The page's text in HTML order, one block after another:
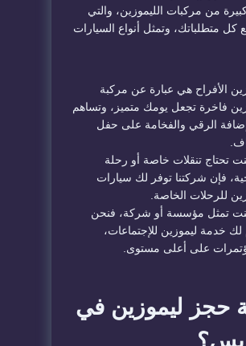
من مركبات الليموزين، والتي
كل متطلباتك، وتمثل أنواع السيارات
الأفراح هي عبارة عن مركبة
فاخرة تجعل يومك متميز، وتساهم
الرقي والفخامة على حفل
تحتاج تنقلات خاصة أو رحلة
فإن شركتنا توفر لك سيارات
للرحلات الخاصة.
تمثل مؤسسة أو شركة، فنحن
لك خدمة ليموزين للإجتماعات،
على أعلى مستوى.
حجز ليموزين في